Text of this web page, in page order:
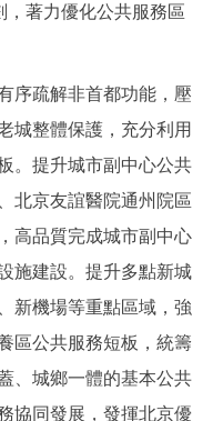
著力優化公共服務區
疏解非首都功能，壓
城整體保護，充分利用
。提升城市副中心公共
北京友誼醫院通州院區
高品質完成城市副中心
施建設。提升多點新城
新機場等重點區域，強
區公共服務短板，統籌
、城鄉一體的基本公共
協同發展，發揮北京優